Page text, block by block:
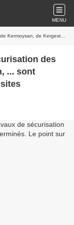
MENU
terminés. Le point sur les autres sites
des
... sont